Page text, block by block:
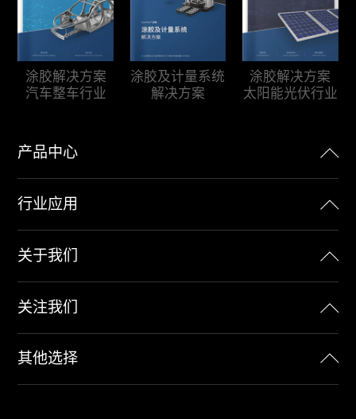
产品中心
行业应用
关于我们
关注我们
其他选择
涂胶解决方案
汽车整车行业
涂胶及计量系统
解决方案
涂胶解决方案
太阳能光伏行业